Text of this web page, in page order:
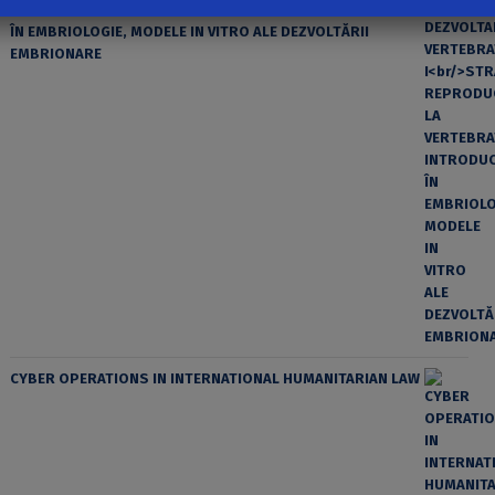
ÎN EMBRIOLOGIE, MODELE IN VITRO ALE DEZVOLTĂRII
EMBRIONARE
CYBER OPERATIONS IN INTERNATIONAL HUMANITARIAN LAW